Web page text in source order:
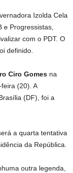
Izolda Cela
e Progressistas,
com o PDT. O
definido.
Ciro Gomes na
(20). A
(DF), foi a
a quarta tentativa
da República.
outra legenda,